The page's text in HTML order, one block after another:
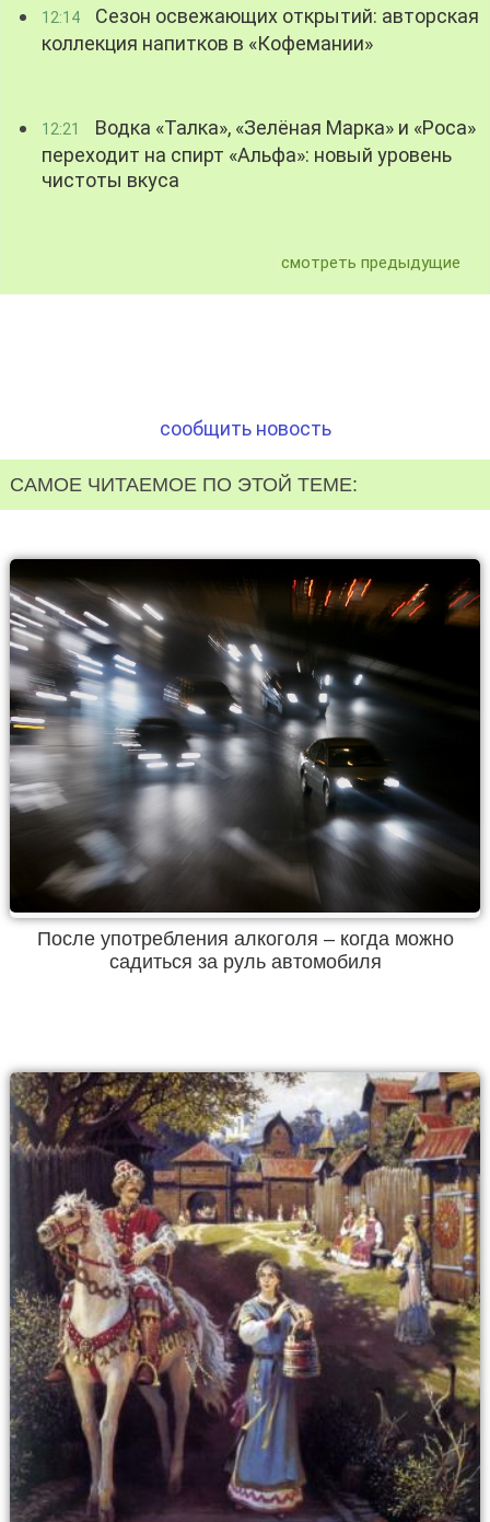
12:14
Сезон освежающих открытий: авторская
коллекция напитков в «Кофемании»
12:21
Водка «Талка», «Зелёная Марка» и «Роса»
переходит на спирт «Альфа»: новый уровень
чистоты вкуса
смотреть предыдущие
сообщить новость
САМОЕ ЧИТАЕМОЕ ПО ЭТОЙ ТЕМЕ:
После употребления алкоголя – когда можно
садиться за руль автомобиля